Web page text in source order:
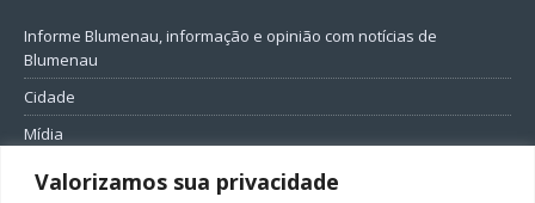
Valorizamos sua privacidade
Informe Blumenau, informação e opinião com notícias de
Blumenau
Cidade
Mídia
Entretenimento